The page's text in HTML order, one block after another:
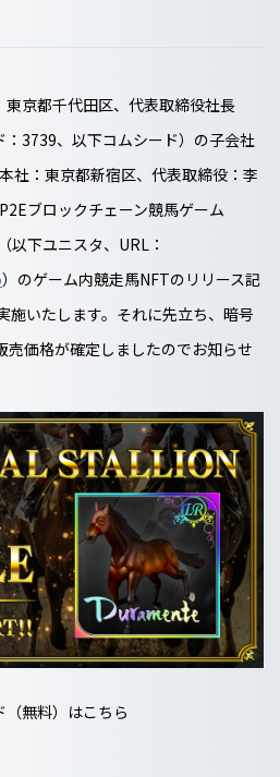
京都千代田区、代表取締役社長
：3739、以下コムシード）の子会社
社：東京都新宿区、代表取締役：李
ブロックチェーン競馬ゲーム
以下ユニスタ、URL：
）のゲーム内競走馬NFTのリリース記
施いたします。それに先立ち、暗号
売価格が確定しましたのでお知らせ
無料）はこちら